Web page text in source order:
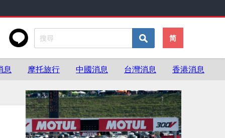
简
息 摩托旅行 中國消息 台灣消息 香港消息